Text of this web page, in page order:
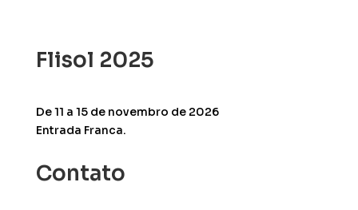
Flisol 2025
De 11 a 15 de novembro de 2026
Entrada Franca.
Contato